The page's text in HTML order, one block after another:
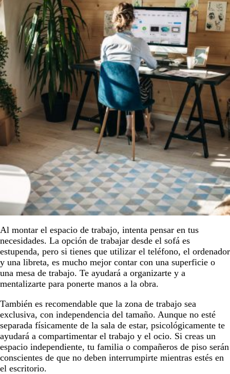
Al montar el espacio de trabajo, intenta pensar en tus
necesidades. La opción de trabajar desde el sofá es
estupenda, pero si tienes que utilizar el teléfono, el ordenador
y una libreta, es mucho mejor contar con una superficie o
una mesa de trabajo. Te ayudará a organizarte y a
mentalizarte para ponerte manos a la obra.
También es recomendable que la zona de trabajo sea
exclusiva, con independencia del tamaño. Aunque no esté
separada físicamente de la sala de estar, psicológicamente te
ayudará a compartimentar el trabajo y el ocio. Si creas un
espacio independiente, tu familia o compañeros de piso serán
conscientes de que no deben interrumpirte mientras estés en
el escritorio.